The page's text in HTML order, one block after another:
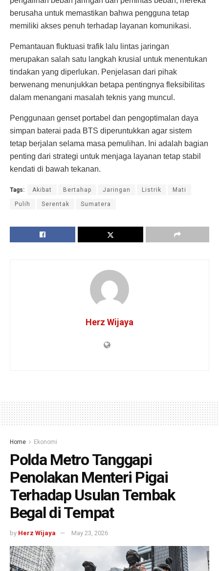
berusaha untuk memastikan bahwa pengguna tetap
memiliki akses penuh terhadap layanan komunikasi.
Pemantauan fluktuasi trafik lalu lintas jaringan
merupakan salah satu langkah krusial untuk menentukan
tindakan yang diperlukan. Penjelasan dari pihak
berwenang menunjukkan betapa pentingnya fleksibilitas
dalam menangani masalah teknis yang muncul.
Penggunaan genset portabel dan pengoptimalan daya
simpan baterai pada BTS diperuntukkan agar sistem
tetap berjalan selama masa pemulihan. Ini adalah bagian
penting dari strategi untuk menjaga layanan tetap stabil
kendati di bawah tekanan.
Tags: Akibat Bertahap Jaringan Listrik Mati
Pulih Serentak Sumatera
Herz Wijaya
Home Ekonomi
Polda Metro Tanggapi
Penolakan Menteri Pigai
Terhadap Usulan Tembak
Begal di Tempat
by Herz Wijaya May 23, 2026